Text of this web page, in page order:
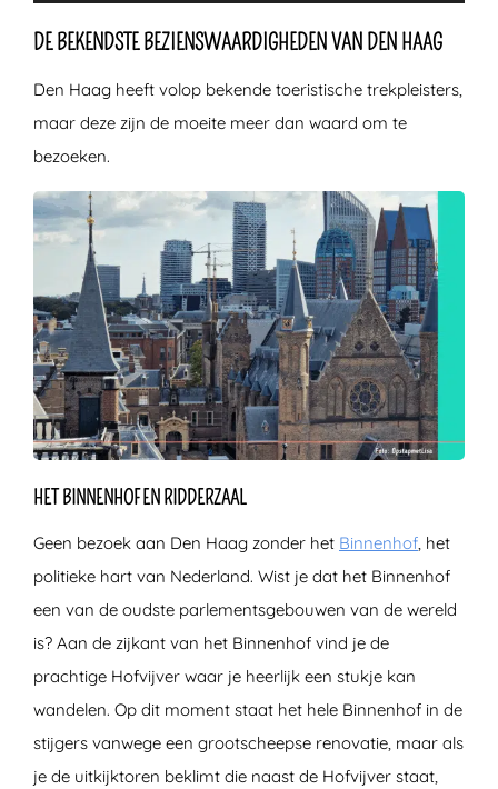
DE BEKENDSTE BEZIENSWAARDIGHEDEN VAN DEN HAAG
Den Haag heeft volop bekende toeristische trekpleisters,
maar deze zijn de moeite meer dan waard om te
bezoeken.
HET BINNENHOF EN RIDDERZAAL
Geen bezoek aan Den Haag zonder het Binnenhof, het
politieke hart van Nederland. Wist je dat het Binnenhof
een van de oudste parlementsgebouwen van de wereld
is? Aan de zijkant van het Binnenhof vind je de
prachtige Hofvijver waar je heerlijk een stukje kan
wandelen. Op dit moment staat het hele Binnenhof in de
stijgers vanwege een grootscheepse renovatie, maar als
je de uitkijktoren beklimt die naast de Hofvijver staat,